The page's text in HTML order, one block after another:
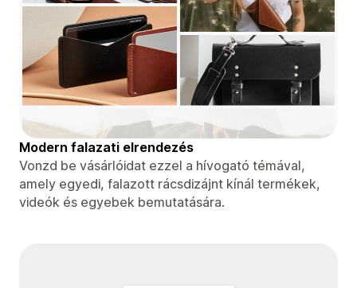
Modern falazati elrendezés
Vonzd be vásárlóidat ezzel a hívogató témával,
amely egyedi, falazott rácsdizájnt kínál termékek,
videók és egyebek bemutatására.